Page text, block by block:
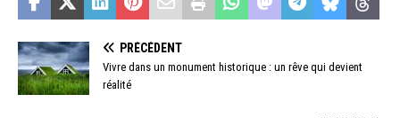
PRÉCÉDENT
Vivre dans un monument historique : un rêve qui devient
réalité